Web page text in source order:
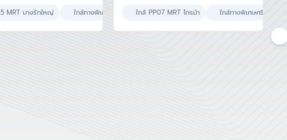
งสัตว์ได้ ใกล้โรงพยาบาล ผลรวมบ้านเลขที่ 6
าสายสีม่วง "สถานี
MRT บางรักใหญ่ ใกล้ทางพิเศษศรีรัช มีห้องนอนล่าง เลี้ยงสัตว์ได้ ใกล้โรงพ
ขึ้นทางด่วน "งามวงศ์วาน"
ใกล้ PP07 MRT ไทรม้า ใกล้ทางพิเศษศรีรัช